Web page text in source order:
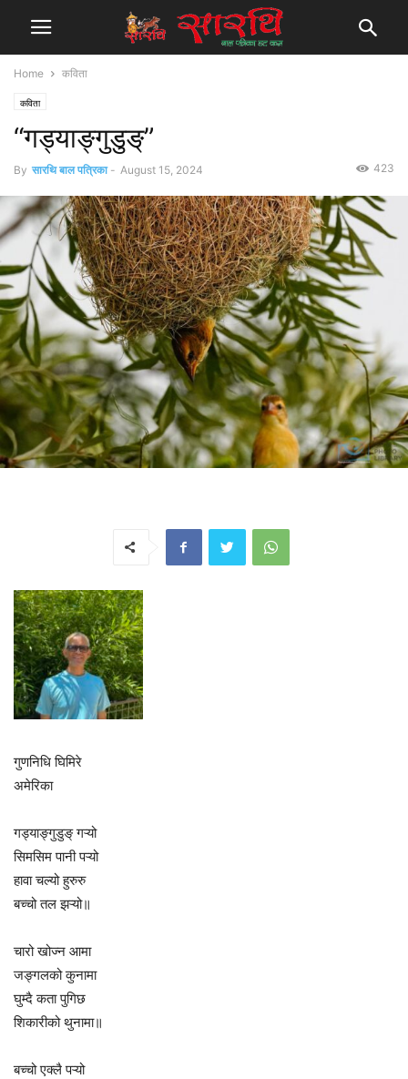
Home कविता
कविता
“गड्याङ्गुडुङ्”
By सारथि बाल पत्रिका - August 15, 2024 423
गुणनिधि घिमिरे
अमेरिका
गड्याङ्गुडुङ् गऱ्यो
सिमसिम पानी पऱ्यो
हावा चल्यो हुरुरु
बच्चो तल झऱ्यो॥
चारो खोज्न आमा
जङ्गलको कुनामा
घुम्दै कता पुगिछ
शिकारीको थुनामा॥
बच्चो एक्लै पऱ्यो